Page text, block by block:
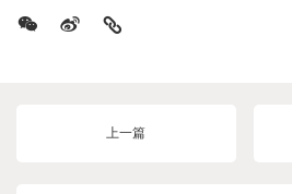
上一篇